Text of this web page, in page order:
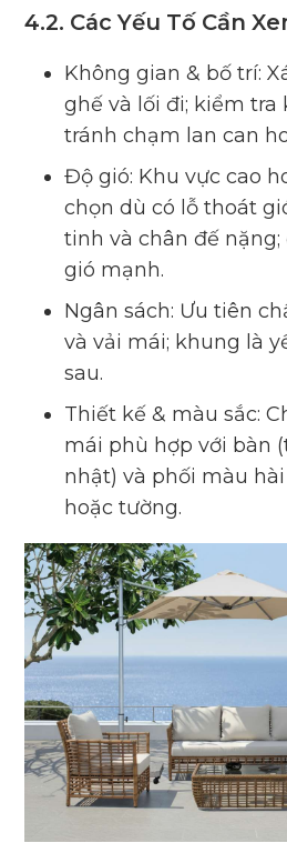
4.2. Các Yếu Tố Cần
Không gian & bố trí:
ghế và lối đi; kiểm tra
tránh chạm lan can
Độ gió: Khu vực cao
chọn dù có lỗ thoát
tinh và chân đế
gió mạnh.
Ngân sách: Ưu tiên
và vải mái; khung là
sau.
Thiết kế & màu sắc:
mái phù hợp với bàn
nhật) và phối màu
hoặc tường.